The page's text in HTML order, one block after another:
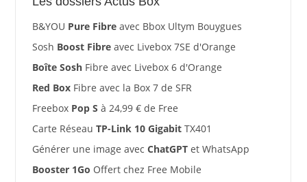
B&YOU Pure Fibreavec Bbox Ultym Bouygues
Sosh Boost Fibreavec Livebox 7SE d'Orange
Boîte SoshFibre avec Livebox 6 d'Orange
Red BoxFibre avec la Box 7 de SFR
Freebox Pop S à 24,99 € de Free
Carte Réseau TP-Link 10 GigabitTX401
Générer une image avec ChatGPTet WhatsApp
Booster 1Go Offert chez Free Mobile